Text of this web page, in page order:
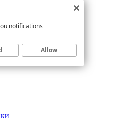
notifications
Allow